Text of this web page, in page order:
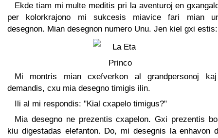
Ekde tiam mi multe meditis pri la aventuroj en
per kolorkrajono mi sukcesis miavice fari mian
desegnon. Mian desegnon numero Unu. Jen kiel gxi estis:
Mi montris mian cxefverkon al grandpersonoj
demandis, cxu mia desegno timigis ilin.
Ili al mi respondis: "Kial cxapelo timigus?"
Mia desegno ne prezentis cxapelon. Gxi prezentis
kiu digestadas elefanton. Do, mi desegnis la enhavon